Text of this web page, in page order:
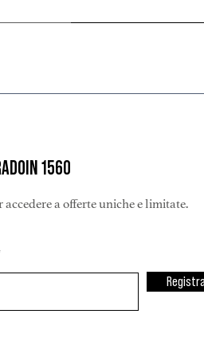
1560
accedere a offerte uniche e limitate.